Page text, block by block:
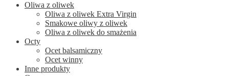
Oliwa z oliwek
Oliwa z oliwek Extra Virgin
Smakowe oliwy z oliwek
Oliwa z oliwek do smażenia
Octy
Ocet balsamiczny
Ocet winny
Inne produkty